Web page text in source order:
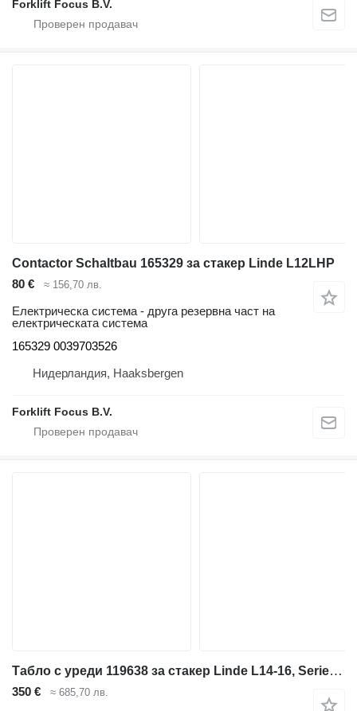
Forklift Focus B.V.
Contactor Schaltbau 165329 за стакер Linde L12LHP
80 €
≈ 156,70 лв.
Електрическа система - друга резервна част на
електрическата система
165329 0039703526
Нидерландия, Haaksbergen
Forklift Focus B.V.
Табло с уреди 119638 за стакер Linde L14-16, Series 372
350 € ≈ 685,70 лв.